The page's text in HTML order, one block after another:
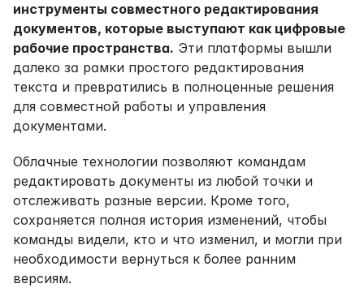
инструменты совместного редактирования
документов, которые выступают как цифровые
рабочие пространства. Эти платформы вышли
далеко за рамки простого редактирования
текста и превратились в полноценные решения
для совместной работы и управления
документами.
Облачные технологии позволяют командам
редактировать документы из любой точки и
отслеживать разные версии. Кроме того,
сохраняется полная история изменений, чтобы
команды видели, кто и что изменил, и могли при
необходимости вернуться к более ранним
версиям.